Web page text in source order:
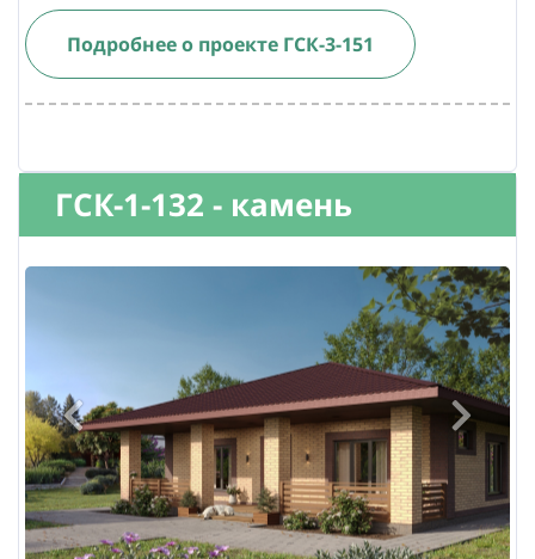
Подробнее о проекте ГСК-3-151
ГСК-1-132 - камень